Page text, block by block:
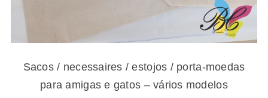
Sacos / necessaires / estojos / porta-moedas
para amigas e gatos – vários modelos